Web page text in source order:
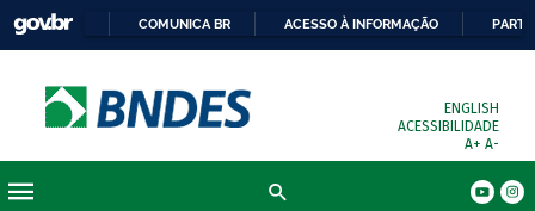
COMUNICA BR ACESSO À INFORMAÇÃO
ENGLISH
ACESSIBILIDADE
A+ A-